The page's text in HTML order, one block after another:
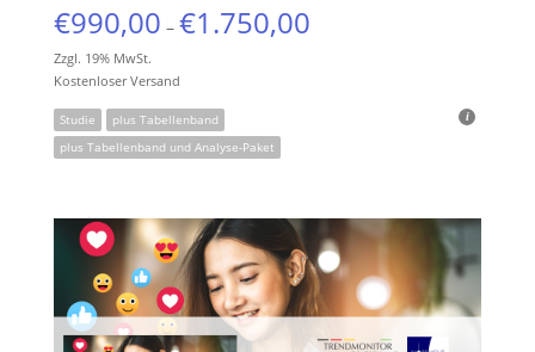
€990,00 – €1.750,00
Zzgl. 19% MwSt.
Kostenloser Versand
Studie
plus Tabellenband
plus Tabellenband und Analyse-Paket